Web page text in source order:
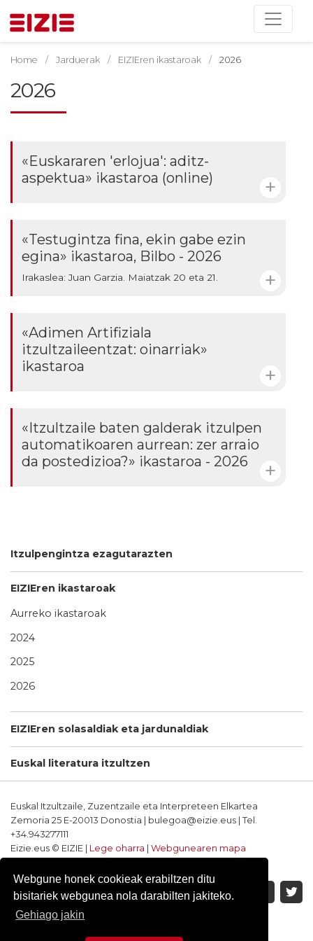
Webgune honek cookieak erabiltzen ditu
bisitariek webgunea nola darabilten jakiteko.
Gehiago jakin
Itzulpengintza ezagutarazten
EIZIEren ikastaroak
Aurreko ikastaroak
2024
2025
2026
EIZIEren solasaldiak eta jardunaldiak
Euskal literatura itzultzen
Home Jarduerak EIZIEren ikastaroak 2026
2026
«Euskararen 'erlojua': aditz-
aspektua» ikastaroa (online)
«Testugintza fina, ekin gabe ezin
egina» ikastaroa, Bilbo - 2026
Irakaslea: Juan Garzia. Maiatzak 20 eta 21.
«Adimen Artifiziala
itzultzaileentzat: oinarriak»
ikastaroa
«Itzultzaile baten galderak itzulpen
automatikoaren aurrean: zer arraio
da postedizioa?» ikastaroa - 2026
Euskal Itzultzaile, Zuzentzaile eta Interpreteen Elkartea
Zemoria 25 E-20013 Donostia | bulegoa@eizie.eus | Tel.
+34.943277111
Eizie.eus © EIZIE | Lege oharra
Webgunearen mapa